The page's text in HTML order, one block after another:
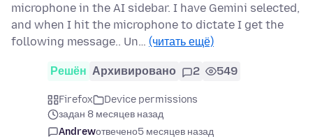
microphone in the AI sidebar. I have Gemini selected,
and when I hit the microphone to dictate I get the
following message.. Un… (читать ещё)
Решён Архивировано 2 549
Firefox
Device permissions
задан 8 месяцев назад
Andrewотвечено5 месяцев назад